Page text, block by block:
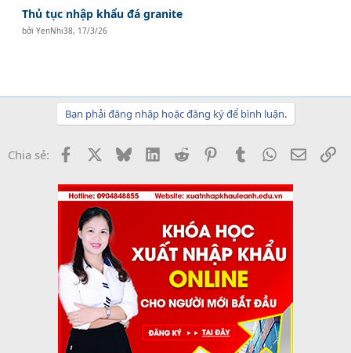
Thủ tục nhập khẩu đá granite
bởiYenNhi38, 17/3/26
Bạn phải đăng nhập hoặc đăng ký để bình luận.
Chia sẻ: Facebook BlueskyLinkedInReddit PinterestTumblrWhatsApp
Email